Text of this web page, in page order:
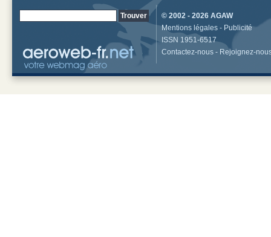
© 2002 - 2026 AGAW
Mentions légales - Publicité
ISSN 1951-6517
Contactez-nous - Rejoignez-